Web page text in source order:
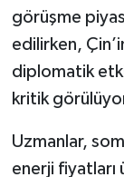
görüşme
edilirken,
diplomatik
kritik
Uzmanlar,
enerji fiyatları